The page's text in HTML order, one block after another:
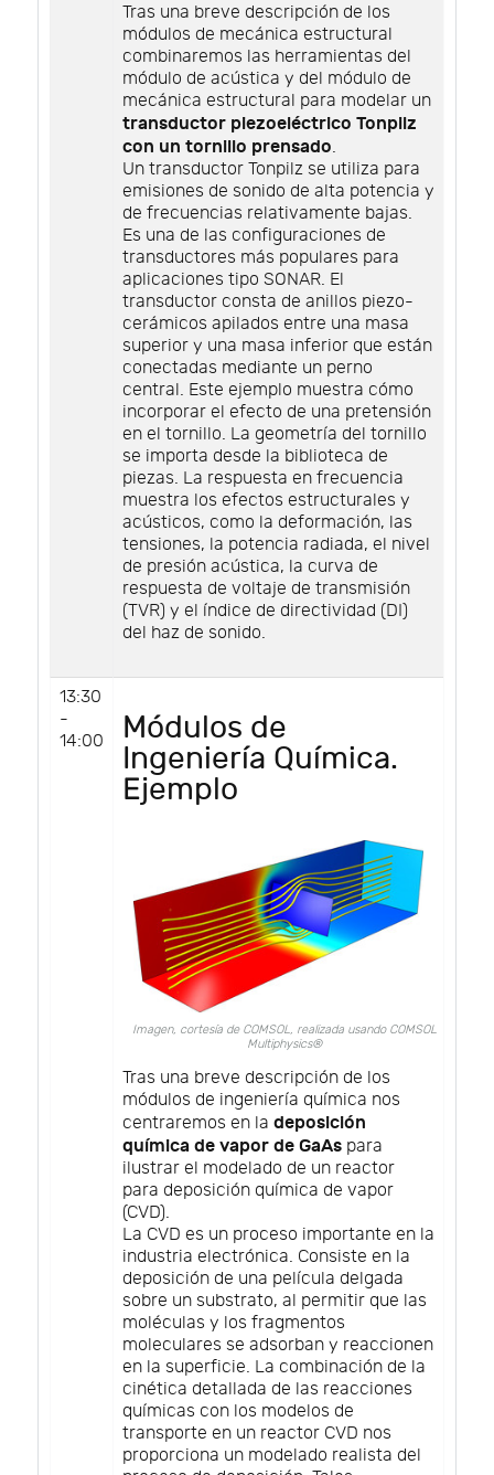
Tras una breve descripción de los
módulos de mecánica estructural
combinaremos las herramientas del
módulo de acústica y del módulo de
mecánica estructural para modelar un
transductor piezoeléctrico Tonpilz
con un tornillo prensado.
Un transductor Tonpilz se utiliza para
emisiones de sonido de alta potencia y
de frecuencias relativamente bajas.
Es una de las configuraciones de
transductores más populares para
aplicaciones tipo SONAR. El
transductor consta de anillos piezo-
cerámicos apilados entre una masa
superior y una masa inferior que están
conectadas mediante un perno
central. Este ejemplo muestra cómo
incorporar el efecto de una pretensión
en el tornillo. La geometría del tornillo
se importa desde la biblioteca de
piezas. La respuesta en frecuencia
muestra los efectos estructurales y
acústicos, como la deformación, las
tensiones, la potencia radiada, el nivel
de presión acústica, la curva de
respuesta de voltaje de transmisión
(TVR) y el índice de directividad (DI)
del haz de sonido.
13:30
-
14:00
Módulos de
Ingeniería Química.
Ejemplo
Imagen, cortesía de COMSOL, realizada usando COMSOL
Multiphysics®
Tras una breve descripción de los
módulos de ingeniería química nos
centraremos en la deposición
química de vapor de GaAs para
ilustrar el modelado de un reactor
para deposición química de vapor
(CVD).
La CVD es un proceso importante en la
industria electrónica. Consiste en la
deposición de una película delgada
sobre un substrato, al permitir que las
moléculas y los fragmentos
moleculares se adsorban y reaccionen
en la superficie. La combinación de la
cinética detallada de las reacciones
químicas con los modelos de
transporte en un reactor CVD nos
proporciona un modelado realista del